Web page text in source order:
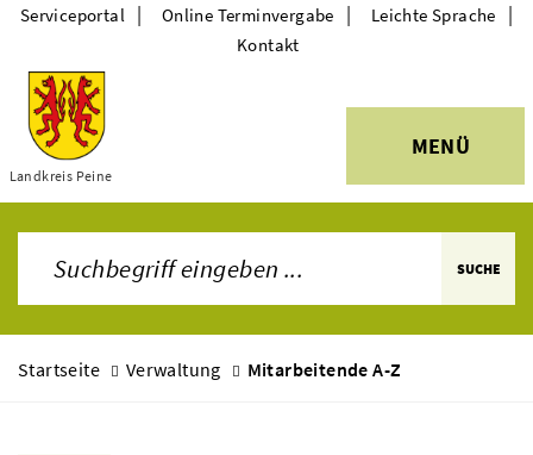
Themen
Landkreis Peine
MENÜ
Serviceportal | Online Terminvergabe | Leichte Sprache |
Kontakt
SUCHE
Startseite Verwaltung Mitarbeitende A-Z